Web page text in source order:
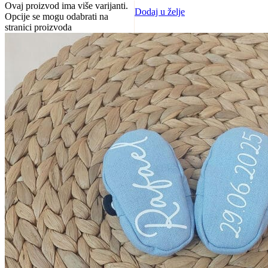
Ovaj proizvod ima više varijanti.
Opcije se mogu odabrati na
stranici proizvoda
Dodaj u želje